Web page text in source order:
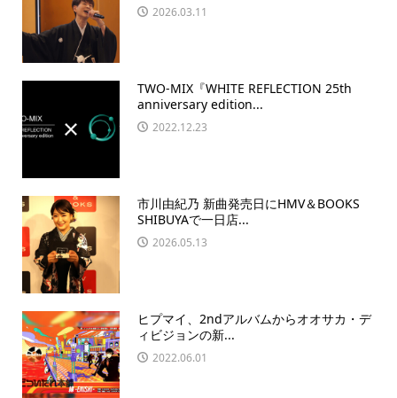
2026.03.11
TWO-MIX『WHITE REFLECTION 25th
anniversary edition...
2022.12.23
市川由紀乃 新曲発売日にHMV＆BOOKS
SHIBUYAで一日店...
2026.05.13
ヒプマイ、2ndアルバムからオオサカ・デ
ィビジョンの新...
2022.06.01